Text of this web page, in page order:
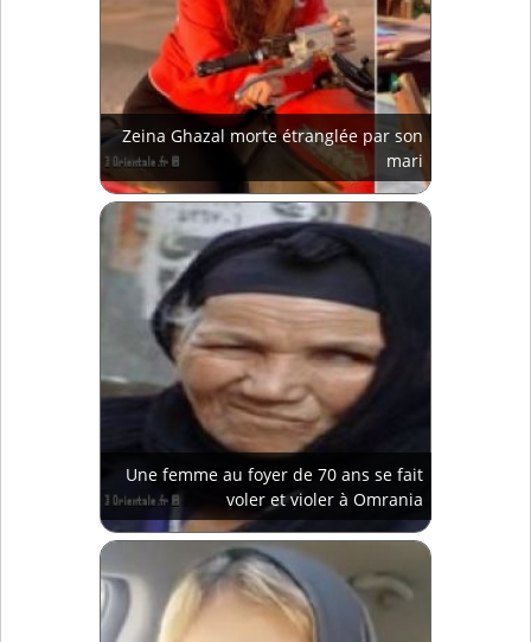
Zeina Ghazal morte étranglée par son
mari
Une femme au foyer de 70 ans se fait
voler et violer à Omrania